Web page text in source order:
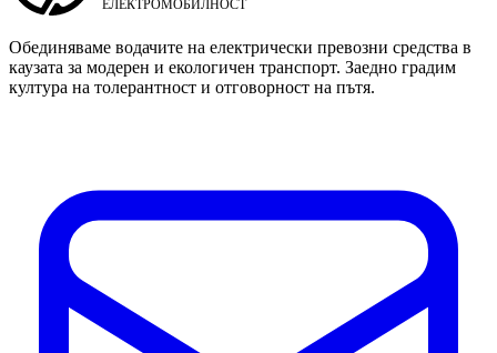
Обединяваме водачите на електрически превозни средства в
каузата за модерен и екологичен транспорт. Заедно градим
култура на толерантност и отговорност на пътя.